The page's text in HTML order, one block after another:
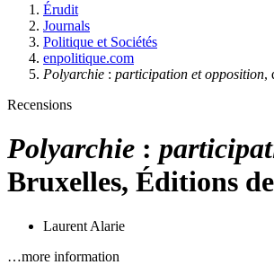
Érudit
Journals
Politique et Sociétés
enpolitique.com
Polyarchie : participation et opposition,
Recensions
Polyarchie :
Bruxelles, Éditions
Laurent Alarie
…more information